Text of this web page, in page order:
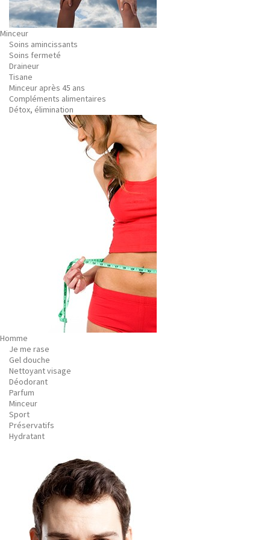
Minceur
Soins amincissants
Soins fermeté
Draineur
Tisane
Minceur après 45 ans
Compléments alimentaires
Détox, élimination
Homme
Je me rase
Gel douche
Nettoyant visage
Déodorant
Parfum
Minceur
Sport
Préservatifs
Hydratant